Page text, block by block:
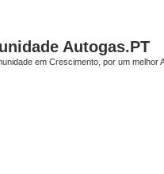
Autogas.PT
em Crescimento, por um melhor